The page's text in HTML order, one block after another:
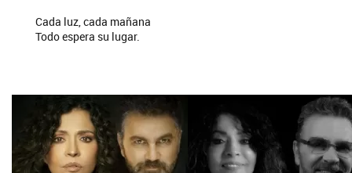
Cada luz, cada mañana
Todo espera su lugar.